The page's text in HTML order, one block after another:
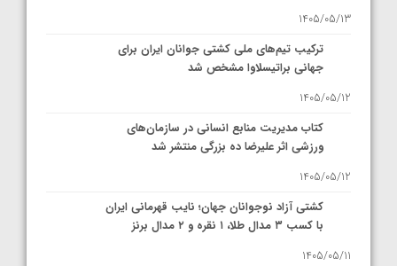
1405/05/13
ترکیب تیم‌های ملی کشتی جوانان ایران برای
جهانی براتیسلاوا مشخص شد
1405/05/12
کتاب مدیریت منابع انسانی در سازمان‌های
ورزشی اثر علیرضا ده بزرگی منتشر شد
1405/05/12
کشتی آزاد نوجوانان جهان؛ نایب قهرمانی ایران
با کسب ۳ مدال طلا، ۱ نقره و ۲ مدال برنز
1405/05/11